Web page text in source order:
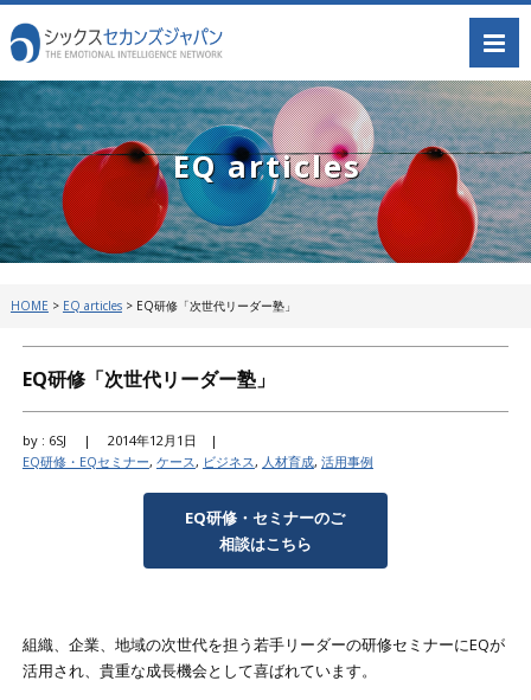
EQ articles
HOME > EQ articles> EQ研修「次世代リーダー塾」
EQ研修「次世代リーダー塾」
by : 6SJ |
2014年12月1日 |
EQ研修・EQセミナー, ケース, ビジネス, 人材育成, 活用事例
EQ研修・セミナーのご
相談はこちら
組織、企業、地域の次世代を担う若手リーダーの研修セミナーにEQが
活用され、貴重な成長機会として喜ばれています。